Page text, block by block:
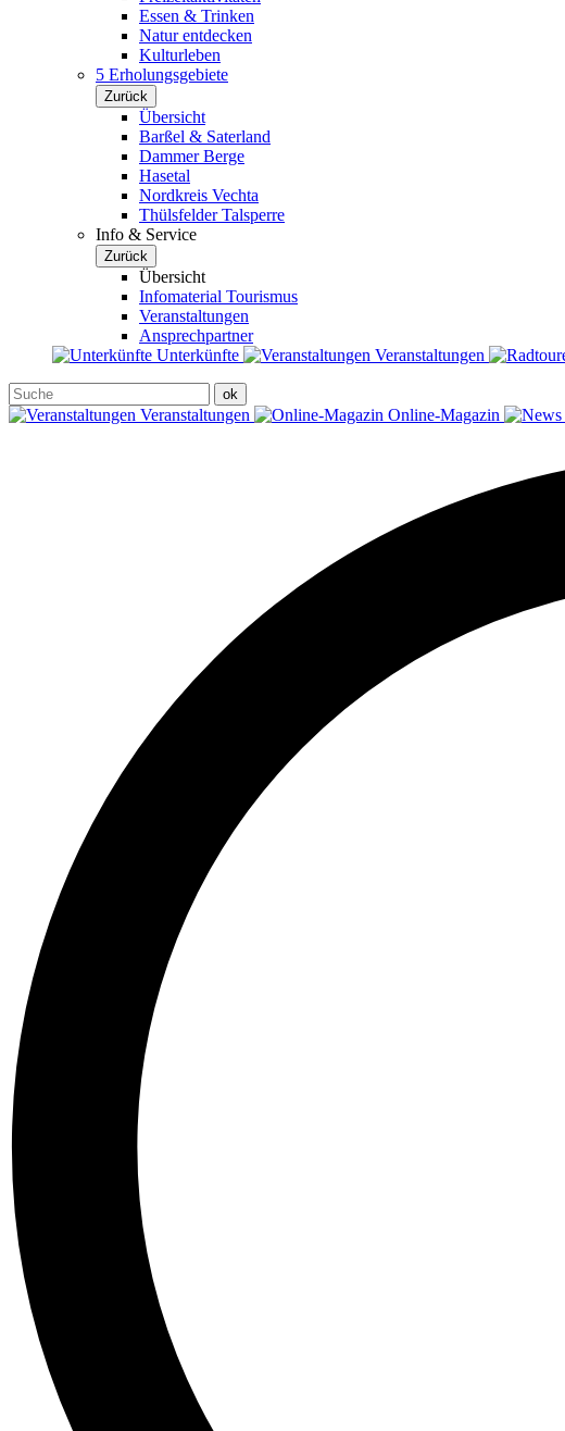
Essen & Trinken
Natur entdecken
Kulturleben
5 Erholungsgebiete
Zurück
Übersicht
Barßel & Saterland
Dammer Berge
Hasetal
Nordkreis Vechta
Thülsfelder Talsperre
Info & Service
Zurück
Übersicht
Infomaterial Tourismus
Veranstaltungen
Ansprechpartner
Unterkünfte
Veranstaltungen
Veranstaltungen Online-Magazin